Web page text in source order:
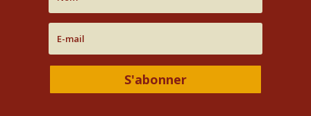
S'abonner